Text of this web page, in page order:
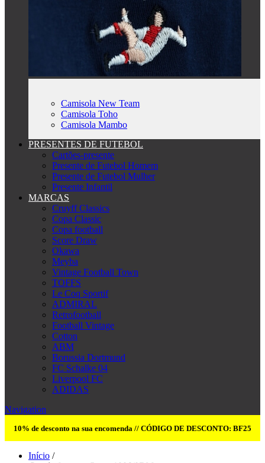
Camisola New Team
Camisola Toho
Camisola Mambo
PRESENTES DE FUTEBOL
Cartões-presente
Presente de Futebol Homem
Presente de Futebol Mulher
Presente Infantil
MARCAS
Cruyff Classics
Copa Classic
Copa football
Score Draw
Okawa
Meyba
Vintage Football Town
TOFFS
Le Coq Sportif
ADMIRAL
Retrofootball
Football Vintage
Cotton
ABM
Borussia Dortmund
FC Schalke 04
Liverpool FC
ADIDAS
Navigation
10% de desconto na sua encomenda // CÓDIGO DE DESCONTO: BF25
Início /